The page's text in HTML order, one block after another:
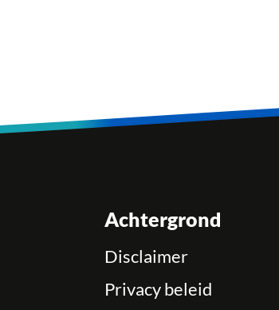
Achtergrond
Disclaimer
Privacy beleid